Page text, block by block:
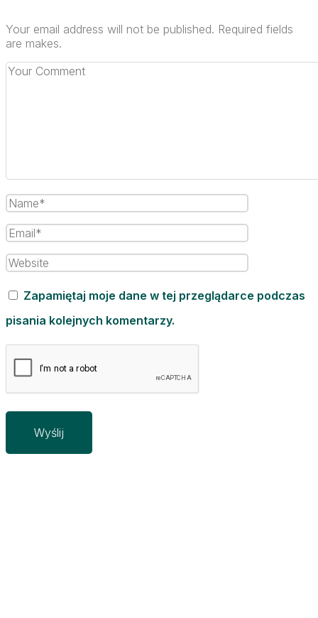
Your email address will not be published. Required fields
are makes.
Zapamiętaj moje dane w tej przeglądarce podczas
pisania kolejnych komentarzy.